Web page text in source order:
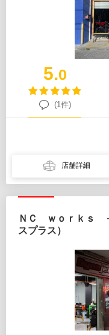
5.0
(1件)
店舗詳細
ＮＣ ｗｏｒｋｓ
スプラス）